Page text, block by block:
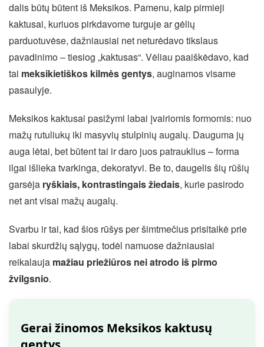
dalis būtų būtent iš Meksikos. Pamenu, kaip pirmieji
kaktusai, kuriuos pirkdavome turguje ar gėlių
parduotuvėse, dažniausiai net neturėdavo tikslaus
pavadinimo – tiesiog „kaktusas“. Vėliau paaiškėdavo, kad
tai meksikietiškos kilmės gentys, auginamos visame
pasaulyje.
Meksikos kaktusai pasižymi labai įvairiomis formomis: nuo
mažų rutuliukų iki masyvių stulpinių augalų. Dauguma jų
auga lėtai, bet būtent tai ir daro juos patrauklius – forma
ilgai išlieka tvarkinga, dekoratyvi. Be to, daugelis šių rūšių
garsėja ryškiais, kontrastingais žiedais, kurie pasirodo
net ant visai mažų augalų.
Svarbu ir tai, kad šios rūšys per šimtmečius prisitaikė prie
labai skurdžių sąlygų, todėl namuose dažniausiai
reikalauja mažiau priežiūros nei atrodo iš pirmo
žvilgsnio.
Gerai žinomos Meksikos kaktusų